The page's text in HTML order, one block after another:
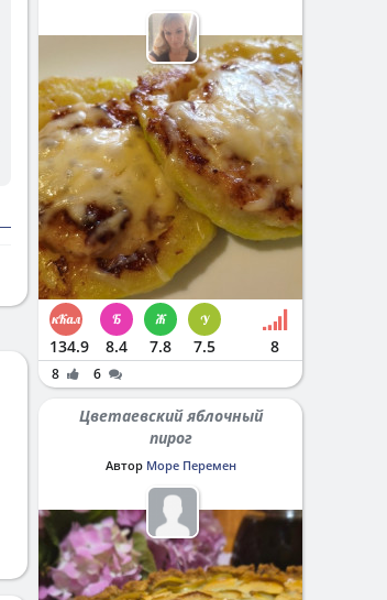
134.9 8.4 7.8 7.5 8
8 6
Цветаевский яблочный
пирог
Автор Море Перемен